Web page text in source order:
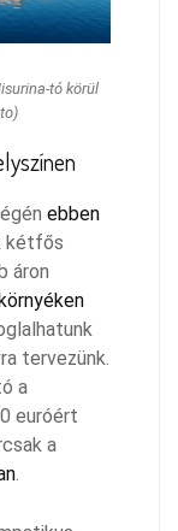
tó körül
ebben
kétfős
áron
tervezünk.
a
euróért
a
.